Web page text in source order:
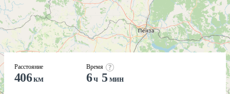
Расстояние
406км
Время
6ч 5 мин